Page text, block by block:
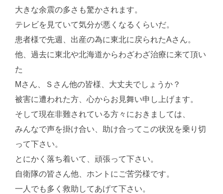
大きな余震の多さも驚かされます。
テレビを見ていて気分が悪くなるくらいだ。
患者様で先週、出産の為に東北に戻られたAさん。
他、過去に東北や北海道からわざわざ治療に来て頂い
た
Mさん、Ｓさん他の皆様、大丈夫でしょうか？
被害に遭われた方、心からお見舞い申し上げます。
そして現在非難されている方々におきましては、
みんなで声を掛け合い、助け合ってこの状況を乗り切
って下さい。
とにかく落ち着いて、頑張って下さい。
自衛隊の皆さん他、ホントにご苦労様です。
一人でも多く救助してあげて下さい。